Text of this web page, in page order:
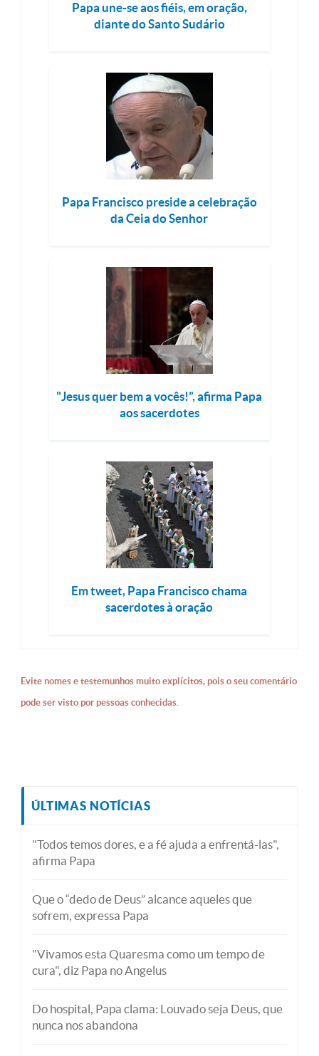
Papa une-se aos fiéis, em oração,
diante do Santo Sudário
Papa Francisco preside a celebração
da Ceia do Senhor
"Jesus quer bem a vocês!”, afirma Papa
aos sacerdotes
Em tweet, Papa Francisco chama
sacerdotes à oração
Evite nomes e testemunhos muito explícitos, pois o seu comentário
pode ser visto por pessoas conhecidas.
ÚLTIMAS NOTÍCIAS
"Todos temos dores, e a fé ajuda a enfrentá-las",
afirma Papa
Que o “dedo de Deus” alcance aqueles que
sofrem, expressa Papa
"Vivamos esta Quaresma como um tempo de
cura", diz Papa no Angelus
Do hospital, Papa clama: Louvado seja Deus, que
nunca nos abandona